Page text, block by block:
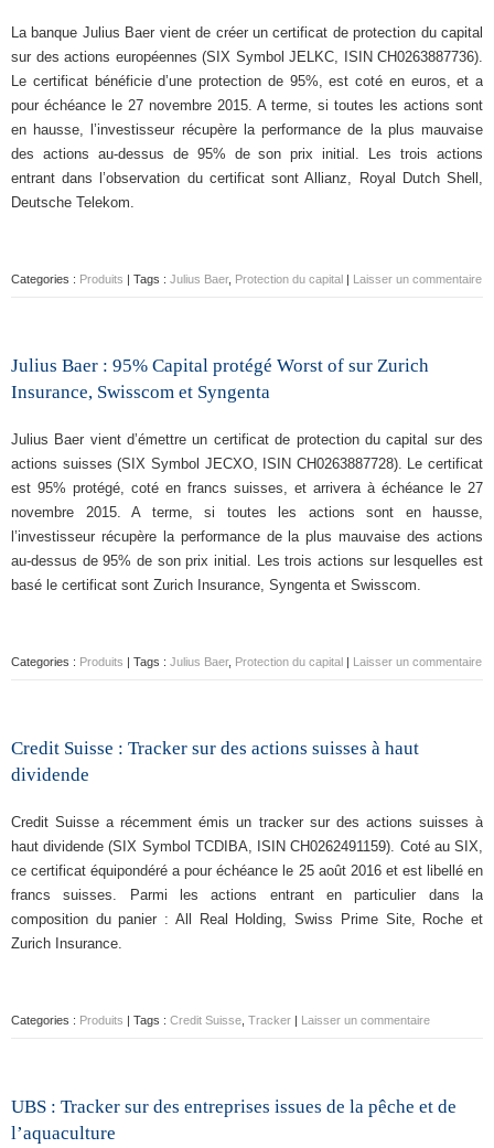
La banque Julius Baer vient de créer un certificat de protection du capital
sur des actions européennes (SIX Symbol JELKC, ISIN CH0263887736).
Le certificat bénéficie d’une protection de 95%, est coté en euros, et a
pour échéance le 27 novembre 2015. A terme, si toutes les actions sont
en hausse, l’investisseur récupère la performance de la plus mauvaise
des actions au-dessus de 95% de son prix initial. Les trois actions
entrant dans l’observation du certificat sont Allianz, Royal Dutch Shell,
Deutsche Telekom.
Categories : Produits | Tags : Julius Baer, Protection du capital | Laisser un commentaire
Julius Baer : 95% Capital protégé Worst of sur Zurich
Insurance, Swisscom et Syngenta
Julius Baer vient d’émettre un certificat de protection du capital sur des
actions suisses (SIX Symbol JECXO, ISIN CH0263887728). Le certificat
est 95% protégé, coté en francs suisses, et arrivera à échéance le 27
novembre 2015. A terme, si toutes les actions sont en hausse,
l’investisseur récupère la performance de la plus mauvaise des actions
au-dessus de 95% de son prix initial. Les trois actions sur lesquelles est
basé le certificat sont Zurich Insurance, Syngenta et Swisscom.
Categories : Produits | Tags : Julius Baer, Protection du capital | Laisser un commentaire
Credit Suisse : Tracker sur des actions suisses à haut
dividende
Credit Suisse a récemment émis un tracker sur des actions suisses à
haut dividende (SIX Symbol TCDIBA, ISIN CH0262491159). Coté au SIX,
ce certificat équipondéré a pour échéance le 25 août 2016 et est libellé en
francs suisses. Parmi les actions entrant en particulier dans la
composition du panier : All Real Holding, Swiss Prime Site, Roche et
Zurich Insurance.
Categories : Produits | Tags : Credit Suisse Tracker | Laisser un commentaire
UBS : Tracker sur des entreprises issues de la pêche et de
l’aquaculture